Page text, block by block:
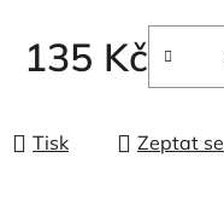
135 Kč
Tisk Zeptat se